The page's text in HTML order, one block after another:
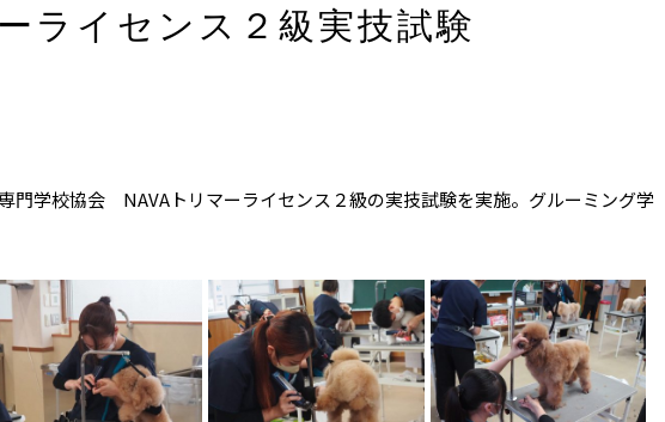
ライセンス２級実技試験
門学校協会 NAVAトリマーライセンス２級の実技試験を実施。グルーミング学